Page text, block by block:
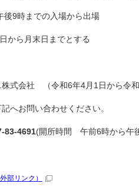
での入場から出場
末日までとする
社 （令和6年4月1日から令和
い合わせください。
83-4691(開所時間 午前6時から午
外部リンク）